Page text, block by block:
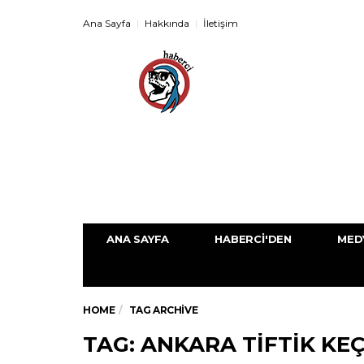
Ana Sayfa Hakkında İletişim
ANA SAYFA HABERCI'DEN
HOME TAG ARCHIVE
TAG: ANKARA TIFTIK